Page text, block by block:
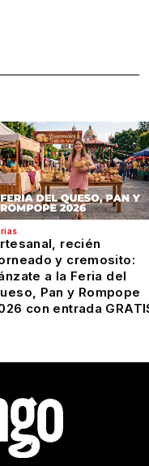
recién
y cremosito:
a la Feria del
Pan y Rompope
con entrada